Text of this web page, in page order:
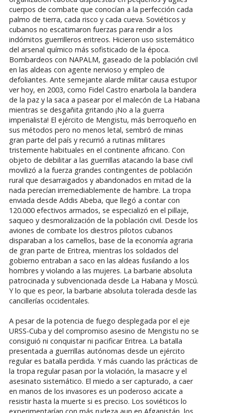
cuerpos de combate que conocían a la perfección cada
palmo de tierra, cada risco y cada cueva. Soviéticos y
cubanos no escatimaron fuerzas para rendir a los
indómitos guerrilleros eritreos. Hicieron uso sistemático
del arsenal químico más sofisticado de la época.
Bombardeos con NAPALM, gaseado de la población civil
en las aldeas con agente nervioso y empleo de
defoliantes. Ante semejante alarde militar causa estupor
ver hoy, en 2003, como Fidel Castro enarbola la bandera
de la paz y la saca a pasear por el malecón de La Habana
mientras se desgañita gritando ¡No a la guerra
imperialista! El ejército de Mengistu, más berroqueño en
sus métodos pero no menos letal, sembró de minas
gran parte del país y recurrió a rutinas militares
tristemente habituales en el continente africano. Con
objeto de debilitar a las guerrillas atacando la base civil
movilizó a la fuerza grandes contingentes de población
rural que desarraigados y abandonados en mitad de la
nada perecían irremediablemente de hambre. La tropa
enviada desde Addis Abeba, que llegó a contar con
120.000 efectivos armados, se especializó en el pillaje,
saqueo y desmoralización de la población civil. Desde los
aviones de combate los diestros pilotos cubanos
disparaban a los camellos, base de la economía agraria
de gran parte de Eritrea, mientras los soldados del
gobierno entraban a saco en las aldeas fusilando a los
hombres y violando a las mujeres. La barbarie absoluta
patrocinada y subvencionada desde La Habana y Moscú.
Y lo que es peor, la barbarie absoluta tolerada desde las
cancillerías occidentales.
A pesar de la potencia de fuego desplegada por el eje
URSS-Cuba y del compromiso asesino de Mengistu no se
consiguió ni conquistar ni pacificar Eritrea. La batalla
presentada a guerrillas autónomas desde un ejército
regular es batalla perdida. Y más cuando las prácticas de
la tropa regular pasan por la violación, la masacre y el
asesinato sistemático. El miedo a ser capturado, a caer
en manos de los invasores es un poderoso acicate a
resistir hasta la muerte si es preciso. Los soviéticos lo